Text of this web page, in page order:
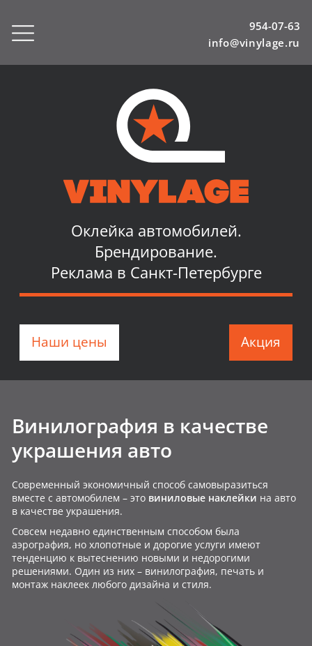
954-07-63
info@vinylage.ru
Оклейка автомобилей.
Брендирование.
Реклама в Санкт-Петербурге
Наши цены Акция
Винилография в качестве
украшения авто
Современный экономичный способ самовыразиться
вместе с автомобилем – это виниловые наклейки на авто
в качестве украшения.
Совсем недавно единственным способом была
аэрография, но хлопотные и дорогие услуги имеют
тенденцию к вытеснению новыми и недорогими
решениями. Один из них – винилография, печать и
монтаж наклеек любого дизайна и стиля.